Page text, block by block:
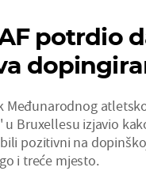
potrdio
Međunarodnog
u Bruxellesu izjavio
pozitivni na
i treće mjesto.